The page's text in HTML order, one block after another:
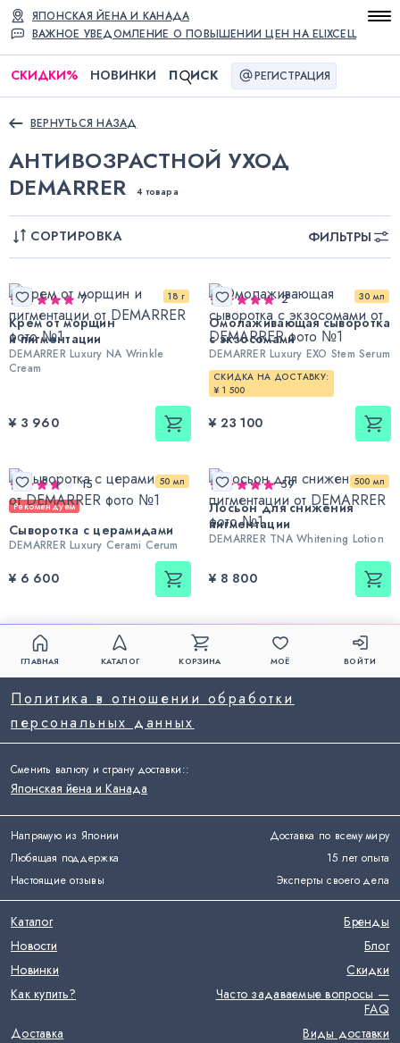
ВАЖНОЕ УВЕДОМЛЕНИЕ О ПОВЫШЕНИИ ЦЕН НА ELIXCELL
ЯПОНСКАЯ ЙЕНА И КАНАДА
СКИДКИ% НОВИНКИ П ИСК РЕГИСТРАЦИЯ
ВЕРНУТЬСЯ НАЗАД
АНТИВОЗРАСТНОЙ УХОД
DEMARRER
4 товара
СОРТИРОВКА ФИЛЬТРЫ
18 г
7
Крем от морщин
и пигментации
DEMARRER Luxury NA Wrinkle
Cream
¥ 3 960
30 мл
2
Омолаживающая сыворотка
с экзосомами
DEMARRER Luxury EXO Stem Serum
СКИДКА НА ДОСТАВКУ:
¥ 1 500
¥ 23 100
50 мл
15
Рекомендуем
Сыворотка с церамидами
DEMARRER Luxury Cerami Cerum
¥ 6 600
500 мл
59
Лосьон для снижения
пигментации
DEMARRER TNA Whitening Lotion
¥ 8 800
ГЛАВНАЯ КАТАЛОГ КОРЗИНА МОЁ ВОЙТИ
Напрямую из Японии
Доставка по всему миру
Любящая поддержка
15 лет опыта
Настоящие отзывы
Эксперты своего дела
Политика в отношении обработки
персональных данных
Каталог
Бренды
Новости
Блог
Новинки
Скидки
Как купить?
Часто задаваемые вопросы —
FAQ
Доставка
Виды доставки
Сменить валюту и страну доставки::
Японская йена и Канада